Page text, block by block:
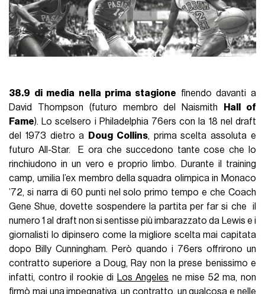
38.9 di media nella prima stagione finendo davanti a
David Thompson (futuro membro del Naismith
Hall of
Fame). Lo scelsero i Philadelphia 76ers con la 18 nel draft
del 1973 dietro a
Doug Collins, prima scelta assoluta e
futuro All-Star. E ora che succedono tante cose che lo
rinchiudono in un vero e proprio limbo. Durante il training
camp, umilia l’ex membro della squadra olimpica in Monaco
’72, si narra di 60 punti nel solo primo tempo e che Coach
Gene Shue, dovette sospendere la partita per far si che il
numero 1 al draft non si sentisse più imbarazzato da Lewis e i
giornalisti lo dipinsero come la migliore scelta mai capitata
dopo Billy Cunningham. Però quando i 76ers offrirono un
contratto superiore a Doug, Ray non la prese benissimo e
infatti, contro il rookie di Los Angeles ne mise 52 ma, non
firmò mai una impegnativa, un contratto, un qualcosa e nelle